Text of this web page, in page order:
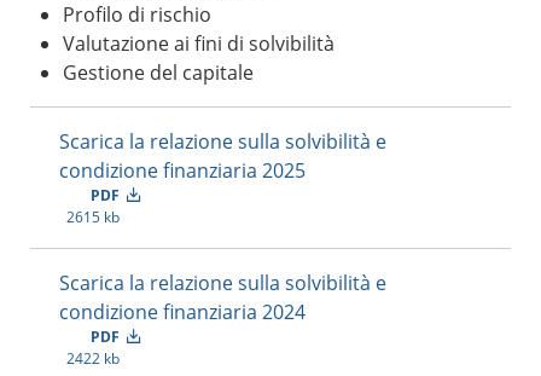
Profilo di rischio
Valutazione ai fini di solvibilità
Gestione del capitale
Scarica la relazione sulla solvibilità e
condizione finanziaria 2025
PDF
2615 kb
Scarica la relazione sulla solvibilità e
condizione finanziaria 2024
PDF
2422 kb